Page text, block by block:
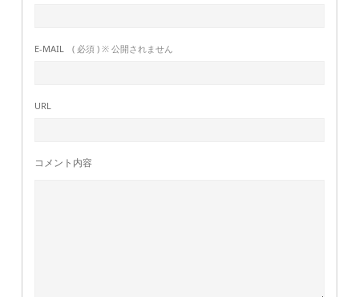
E-MAIL ( 必須 ) ※ 公開されません
URL
コメント内容